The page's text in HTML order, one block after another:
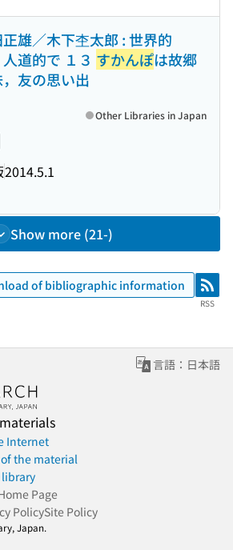
雄／木下杢太郎 : 世界的
道的で １３ すかんぽは故郷
友の思い出
2014.5.1
Other Libraries in Japan
Show more (21-)
of bibliographic information RSS
RSS
言語：日本語
Internet
the material
Page
PolicySite Policy
Japan.